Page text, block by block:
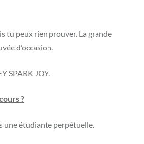
tu peux rien prouver. La grande
d’occasion.
SPARK JOY.
?
une étudiante perpétuelle.